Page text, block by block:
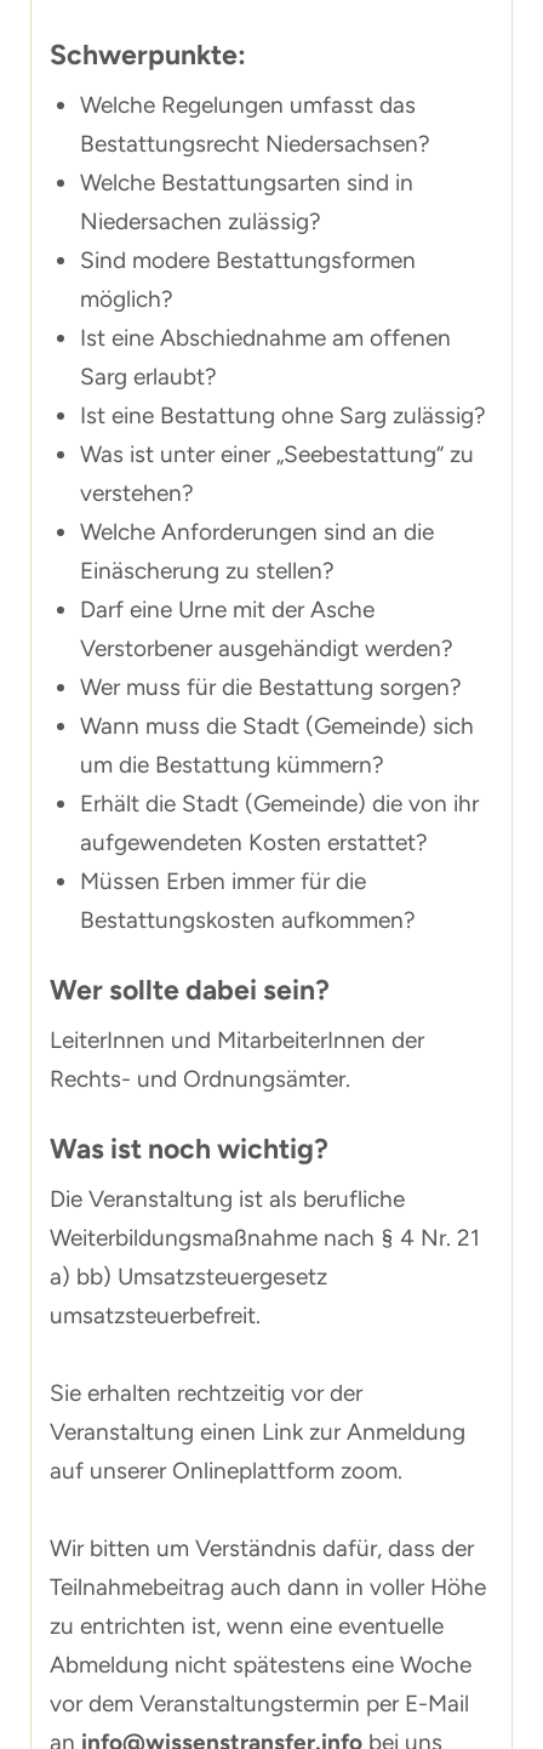
Schwerpunkte:
Welche Regelungen umfasst das
Bestattungsrecht Niedersachsen?
Welche Bestattungsarten sind in
Niedersachen zulässig?
Sind modere Bestattungsformen
möglich?
Ist eine Abschiednahme am offenen
Sarg erlaubt?
Ist eine Bestattung ohne Sarg zulässig?
Was ist unter einer „Seebestattung“ zu
verstehen?
Welche Anforderungen sind an die
Einäscherung zu stellen?
Darf eine Urne mit der Asche
Verstorbener ausgehändigt werden?
Wer muss für die Bestattung sorgen?
Wann muss die Stadt (Gemeinde) sich
um die Bestattung kümmern?
Erhält die Stadt (Gemeinde) die von ihr
aufgewendeten Kosten erstattet?
Müssen Erben immer für die
Bestattungskosten aufkommen?
Wer sollte dabei sein?
LeiterInnen und MitarbeiterInnen der
Rechts- und Ordnungsämter.
Was ist noch wichtig?
Die Veranstaltung ist als berufliche
Weiterbildungsmaßnahme nach § 4 Nr. 21
a) bb) Umsatzsteuergesetz
umsatzsteuerbefreit.
Sie erhalten rechtzeitig vor der
Veranstaltung einen Link zur Anmeldung
auf unserer Onlineplattform zoom.
Wir bitten um Verständnis dafür, dass der
Teilnahmebeitrag auch dann in voller Höhe
zu entrichten ist, wenn eine eventuelle
Abmeldung nicht spätestens eine Woche
vor dem Veranstaltungstermin per E-Mail
an info@wissenstransfer.info bei uns